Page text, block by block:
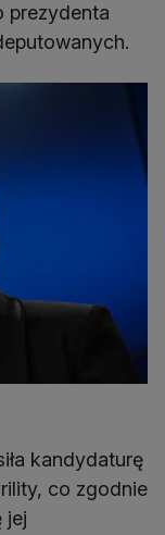
prezydenta
kandydaturę
co zgodnie
jej